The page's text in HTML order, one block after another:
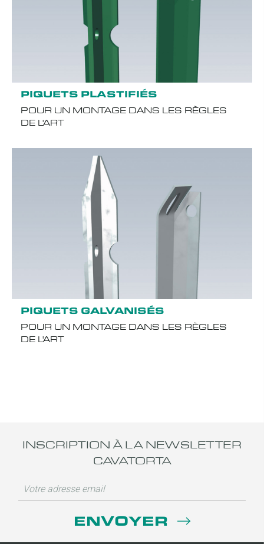
PIQUETS PLASTIFIÉS
POUR UN MONTAGE DANS LES RÈGLES
DE L'ART
PIQUETS GALVANISÉS
POUR UN MONTAGE DANS LES RÈGLES
DE L'ART
INSCRIPTION À LA NEWSLETTER
CAVATORTA
ENVOYER